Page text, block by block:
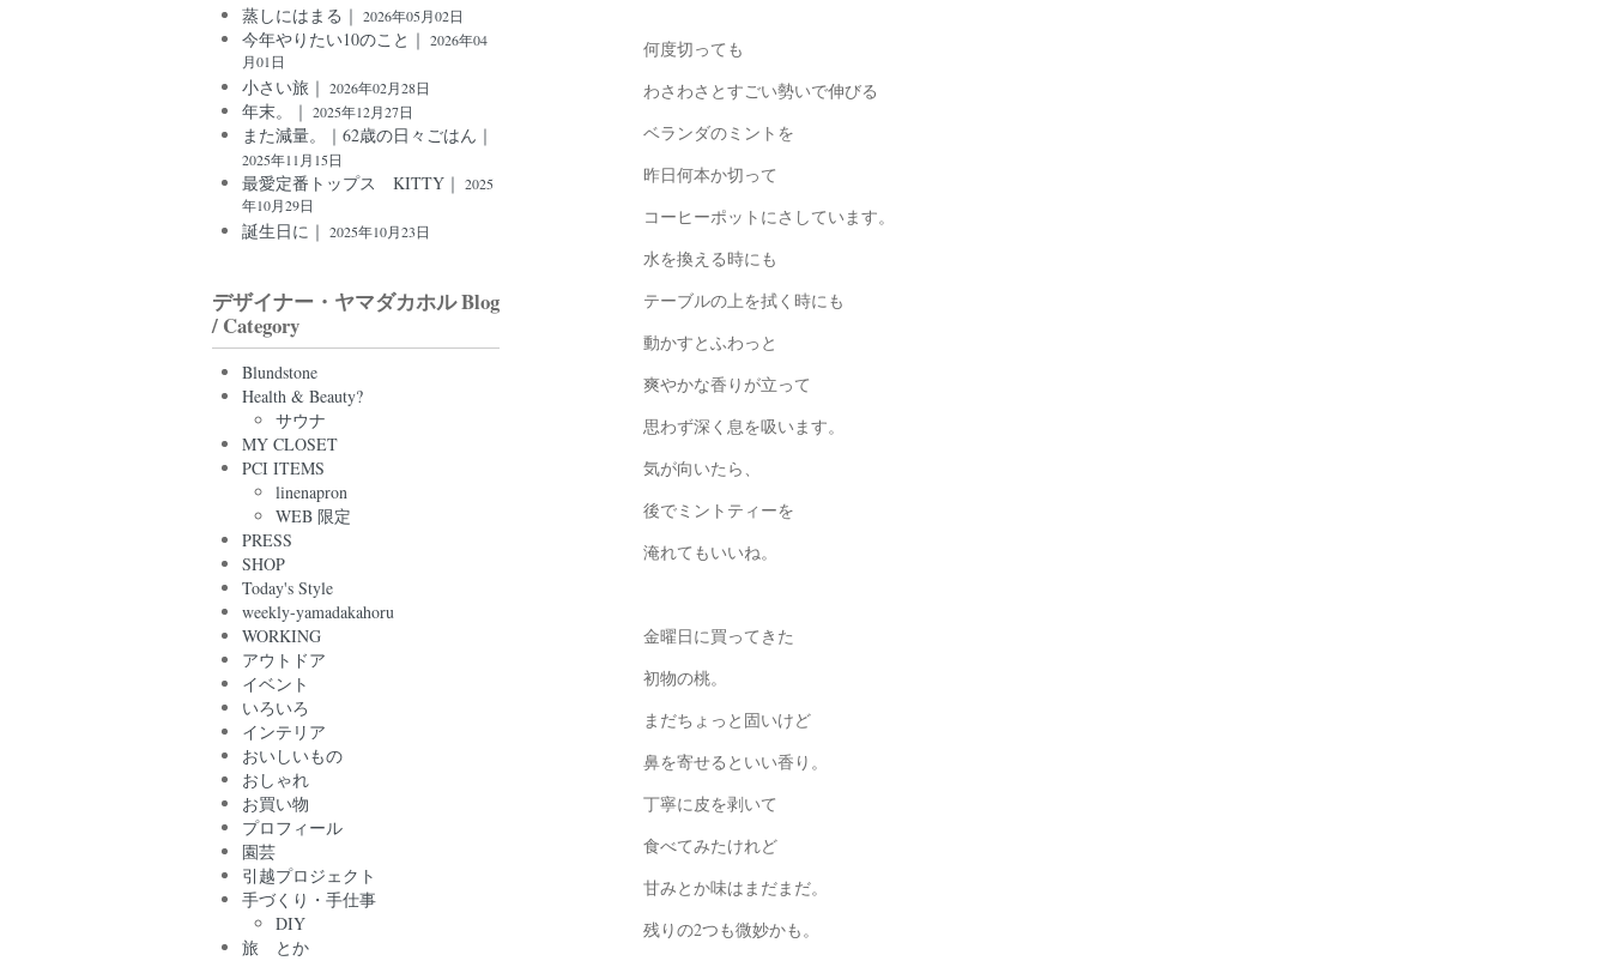
何度切っても
わさわさとすごい勢いで伸びる
ベランダのミントを
昨日何本か切って
コーヒーポットにさしています。
水を換える時にも
テーブルの上を拭く時にも
動かすとふわっと
爽やかな香りが立って
思わず深く息を吸います。
気が向いたら、
後でミントティーを
淹れてもいいね。
金曜日に買ってきた
初物の桃。
まだちょっと固いけど
鼻を寄せるといい香り。
丁寧に皮を剥いて
食べてみたけれど
甘みとか味はまだまだ。
残りの2つも微妙かも。
蒸しにはまる｜ 2026年05月02日
今年やりたい10のこと｜ 2026年04
月01日
小さい旅｜ 2026年02月28日
年末。｜ 2025年12月27日
また減量。｜62歳の日々ごはん｜
2025年11月15日
最愛定番トップス KITTY｜ 2025
年10月29日
誕生日に｜ 2025年10月23日
デザイナー・ヤマダカホル Blog
/ Category
Blundstone
Health & Beauty?
サウナ
MY CLOSET
PCI ITEMS
linenapron
WEB 限定
PRESS
SHOP
Today's Style
weekly-yamadakahoru
WORKING
アウトドア
イベント
いろいろ
インテリア
おいしいもの
おしゃれ
お買い物
プロフィール
園芸
引越プロジェクト
手づくり・手仕事
DIY
旅 とか